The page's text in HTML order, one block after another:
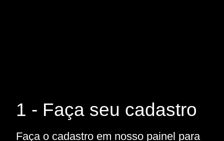
1 - Faça seu cadastro
Faça o cadastro em nosso painel para